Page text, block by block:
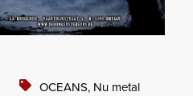
OCEANS, Nu metal